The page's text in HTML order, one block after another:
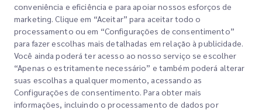
Links Rápidos
conveniência e eficiência e para apoiar nossos esforços de
marketing. Clique em “Aceitar” para aceitar todo o
processamento ou em “Configurações de consentimento”
para fazer escolhas mais detalhadas em relação à publicidade.
Você ainda poderá ter acesso ao nosso serviço se escolher
“Apenas o estritamente necessário” e também poderá alterar
suas escolhas a qualquer momento, acessando as
Configurações de consentimento. Para obter mais
informações, incluindo o processamento de dados por